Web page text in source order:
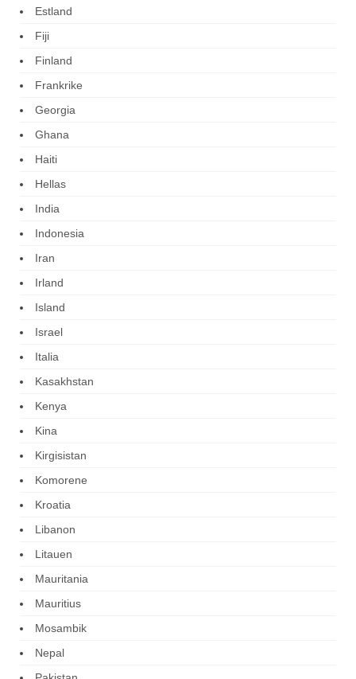
Estland
Fiji
Finland
Frankrike
Georgia
Ghana
Haiti
Hellas
India
Indonesia
Iran
Irland
Island
Israel
Italia
Kasakhstan
Kenya
Kina
Kirgisistan
Komorene
Kroatia
Libanon
Litauen
Mauritania
Mauritius
Mosambik
Nepal